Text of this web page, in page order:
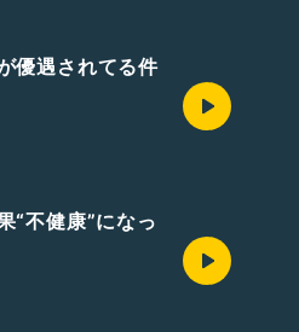
優遇されてる件
“不健康”になっ